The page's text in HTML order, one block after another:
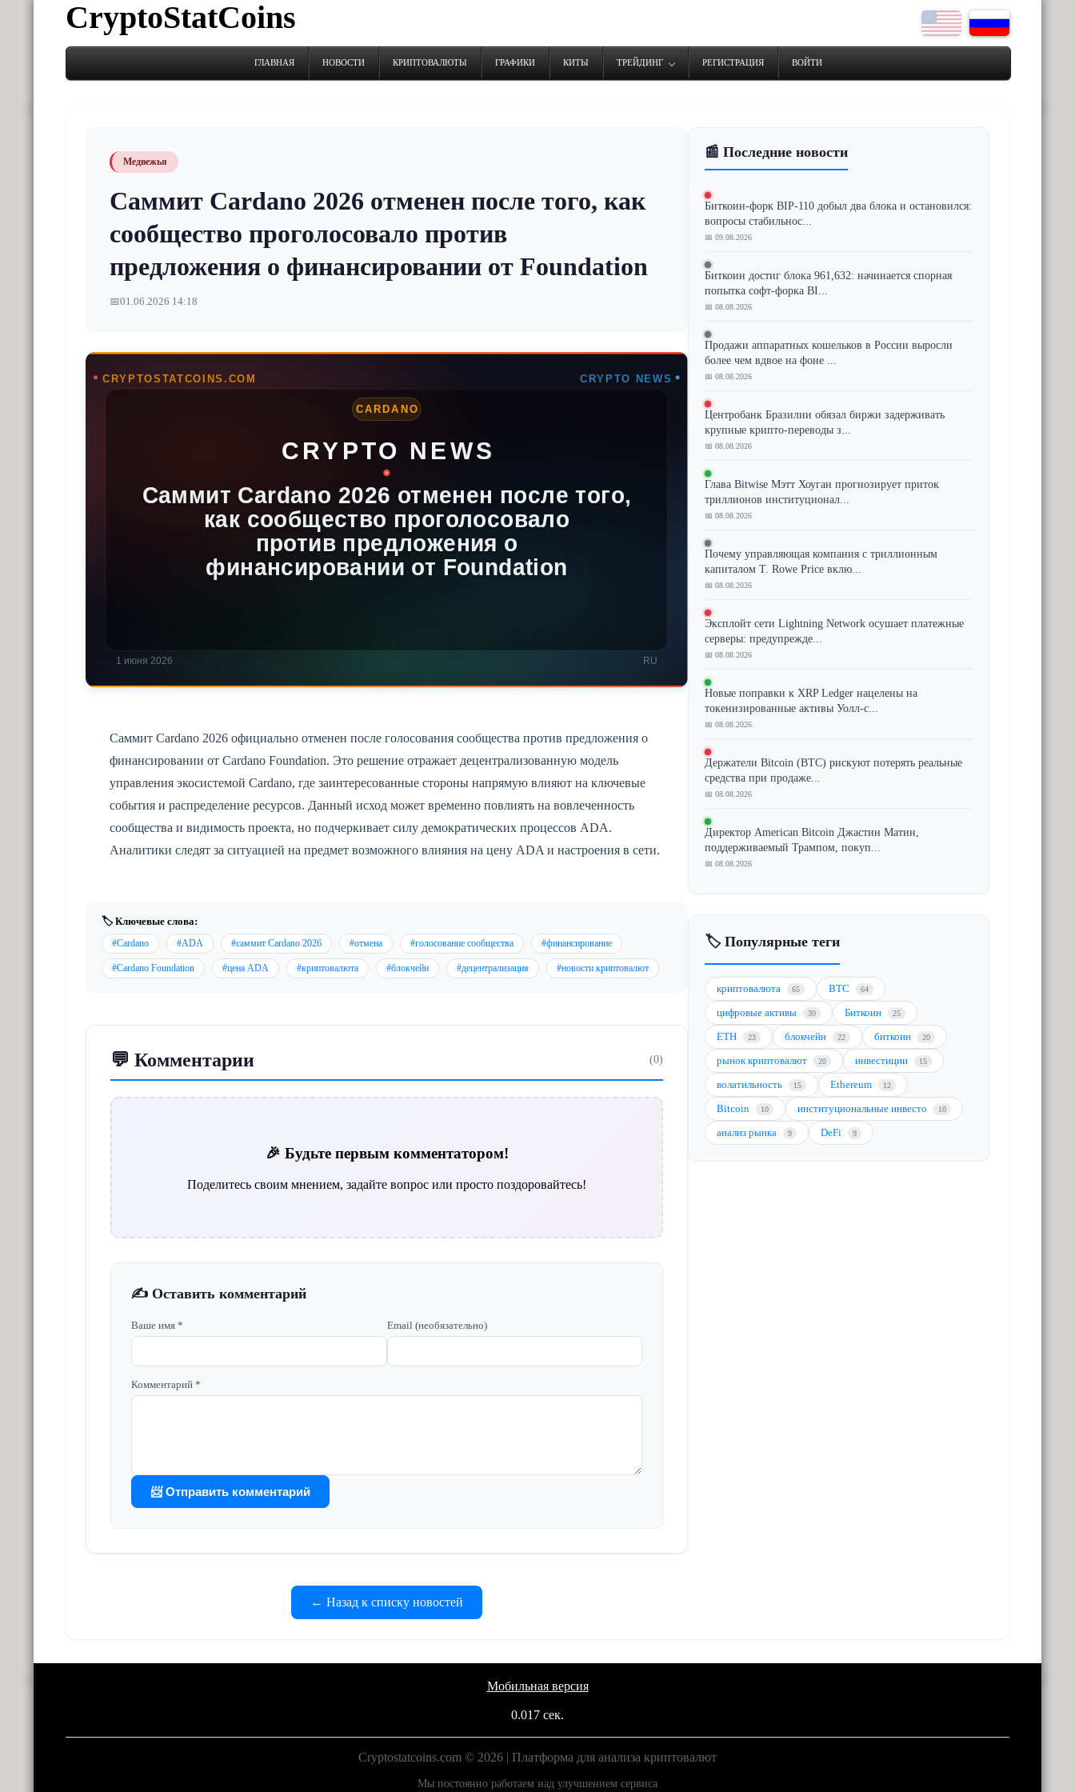
CryptoStatCoins
ГЛАВНАЯ НОВОСТИ КРИПТОВАЛЮТЫ ГРАФИКИ КИТЫ ТРЕЙДИНГ РЕГИСТРАЦИЯ ВОЙТИ
Медвежья
Саммит Cardano 2026 отменен после того, как
сообщество проголосовало против
предложения о финансировании от Foundation
📅01.06.2026 14:18
Саммит Cardano 2026 официально отменен после голосования сообщества против предложения о
финансировании от Cardano Foundation. Это решение отражает децентрализованную модель
управления экосистемой Cardano, где заинтересованные стороны напрямую влияют на ключевые
события и распределение ресурсов. Данный исход может временно повлиять на вовлеченность
сообщества и видимость проекта, но подчеркивает силу демократических процессов ADA.
Аналитики следят за ситуацией на предмет возможного влияния на цену ADA и настроения в сети.
🏷️ Ключевые слова:
#Cardano #ADA #саммит Cardano 2026 #отмена #голосование сообщества #финансирование
#Cardano Foundation #цена ADA #криптовалюта #блокчейн #децентрализация #новости криптовалют
💬 Комментарии (0)
🎉 Будьте первым комментатором!
Поделитесь своим мнением, задайте вопрос или просто поздоровайтесь!
✍️ Оставить комментарий
Ваше имя * Email (необязательно)
Комментарий *
📨 Отправить комментарий
← Назад к списку новостей
📰 Последние новости
Биткоин-форк BIP-110 добыл два блока и остановился:
вопросы стабильнос...
📅 09.08.2026
Биткоин достиг блока 961,632: начинается спорная
попытка софт-форка BI...
📅 08.08.2026
Продажи аппаратных кошельков в России выросли
более чем вдвое на фоне ...
📅 08.08.2026
Центробанк Бразилии обязал биржи задерживать
крупные крипто-переводы з...
📅 08.08.2026
Глава Bitwise Мэтт Хоуган прогнозирует приток
триллионов институционал...
📅 08.08.2026
Почему управляющая компания с триллионным
капиталом T. Rowe Price вклю...
📅 08.08.2026
Эксплойт сети Lightning Network осушает платежные
серверы: предупрежде...
📅 08.08.2026
Новые поправки к XRP Ledger нацелены на
токенизированные активы Уолл-с...
📅 08.08.2026
Держатели Bitcoin (BTC) рискуют потерять реальные
средства при продаже...
📅 08.08.2026
Директор American Bitcoin Джастин Матин,
поддерживаемый Трампом, покуп...
📅 08.08.2026
🏷️ Популярные теги
криптовалюта 65 BTC 64
цифровые активы 30 Биткоин 25
ETH 23 блокчейн 22 биткоин 20
рынок криптовалют 20 инвестиции 15
волатильность 15 Ethereum 12
Bitcoin 10 институциональные инвесто 10
анализ рынка 9 DeFi 9
Мобильная версия
0.017 сек.
Cryptostatcoins.com © 2026 | Платформа для анализа криптовалют
Мы постоянно работаем над улучшением сервиса